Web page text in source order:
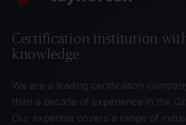
Certification institution
knowledge
We are a leading certification
than a decade of experience in the
Our expertise covers a range of